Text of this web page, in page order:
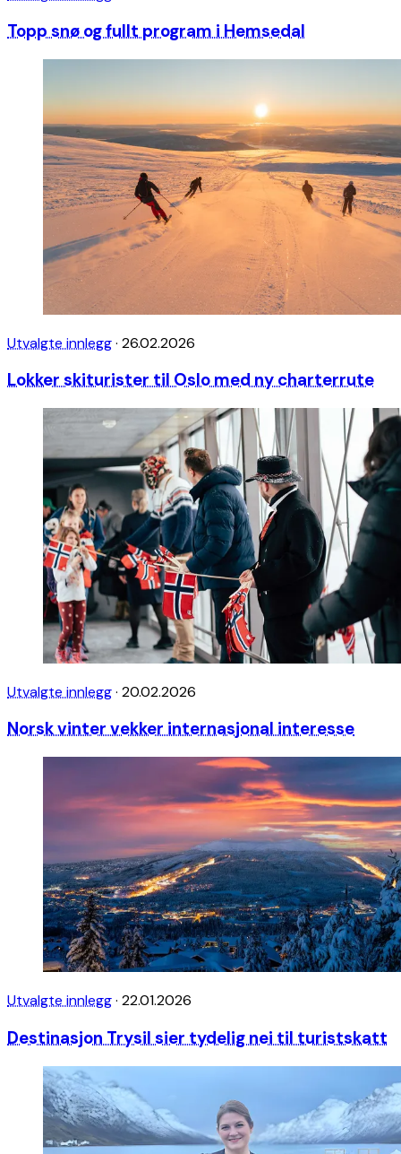
Topp snø og fullt program i Hemsedal
Utvalgte innlegg· 26.02.2026
Lokker skiturister til Oslo med ny charterrute
Utvalgte innlegg· 20.02.2026
Norsk vinter vekker internasjonal interesse
Utvalgte innlegg· 22.01.2026
Destinasjon Trysil sier tydelig nei til turistskatt